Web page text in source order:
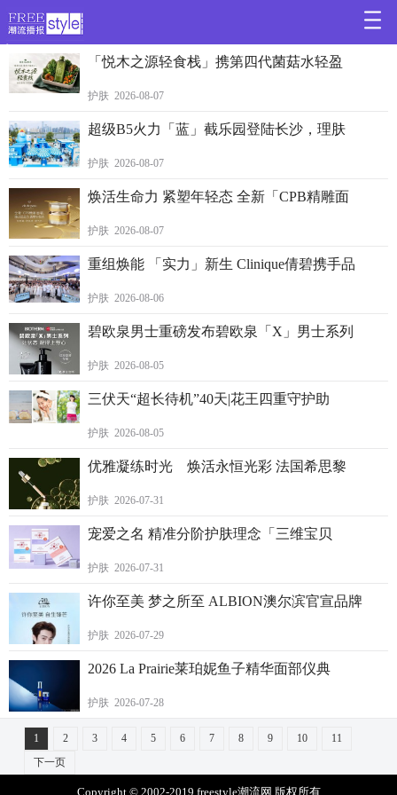
>
「悦木之源轻食栈」携第四代菌菇水轻盈
护肤 2026-08-07
超级B5火力「蓝」截乐园登陆长沙，理肤
护肤 2026-08-07
焕活生命力 紧塑年轻态 全新「CPB精雕面
护肤 2026-08-07
重组焕能 「实力」新生 Clinique倩碧携手品
护肤 2026-08-06
碧欧泉男士重磅发布碧欧泉「X」男士系列
护肤 2026-08-05
三伏天“超长待机”40天|花王四重守护助
护肤 2026-08-05
优雅凝练时光 焕活永恒光彩 法国希思黎
护肤 2026-07-31
宠爱之名 精准分阶护肤理念「三维宝贝
护肤 2026-07-31
许你至美 梦之所至 ALBION澳尔滨官宣品牌
护肤 2026-07-29
2026 La Prairie莱珀妮鱼子精华面部仪典
护肤 2026-07-28
1 2 3 4 5 6 7 8 9 10
11
下一页
Copyright © 2002-2019 freestyle潮流网 版权所有